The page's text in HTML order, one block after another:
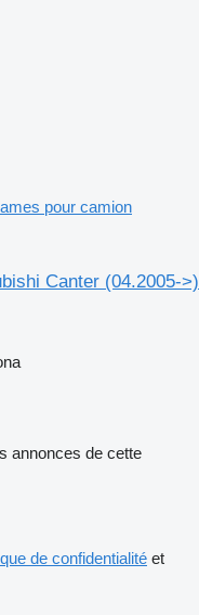
pour camion
Canter (04.2005->)
annonces de cette
de confidentialité et